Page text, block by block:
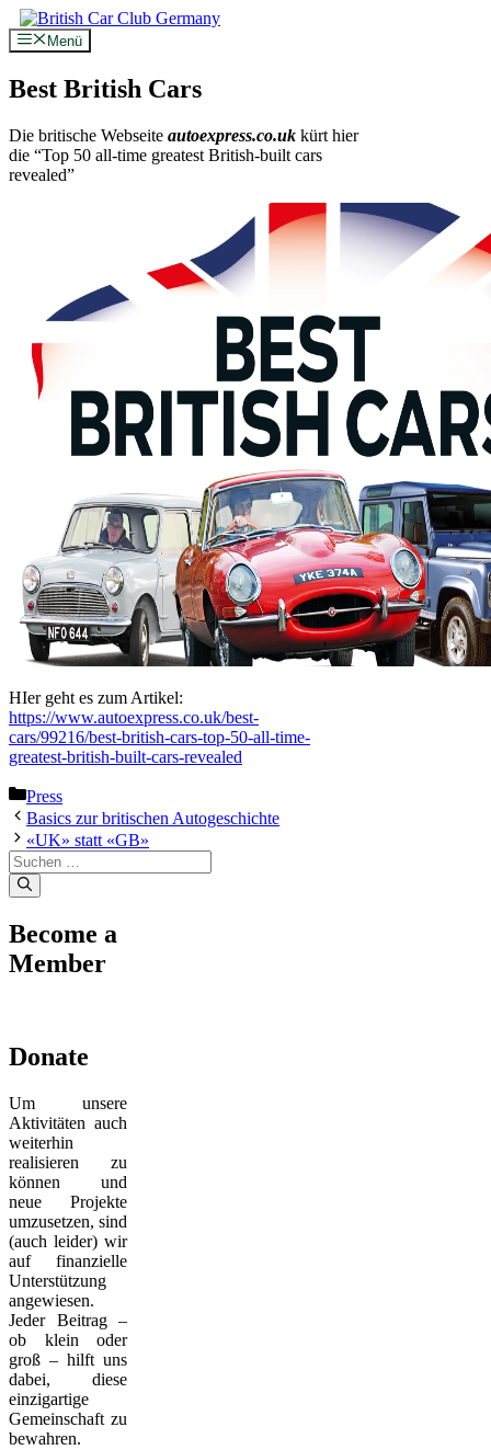
Zum
Inhalt
springen
Menü
Best British Cars
Die britische Webseite autoexpress.co.uk kürt hier
die “Top 50 all-time greatest British-built cars
revealed”
HIer geht es zum Artikel:
https://www.autoexpress.co.uk/best-
cars/99216/best-british-cars-top-50-all-time-
greatest-british-built-cars-revealed
Kategorien
Press
Basics zur britischen Autogeschichte
«UK» statt «GB»
Suche
nach:
Become a
Member
Donate
Um unsere
Aktivitäten auch
weiterhin
realisieren zu
können und
neue Projekte
umzusetzen, sind
(auch leider) wir
auf finanzielle
Unterstützung
angewiesen.
Jeder Beitrag –
ob klein oder
groß – hilft uns
dabei, diese
einzigartige
Gemeinschaft zu
bewahren.